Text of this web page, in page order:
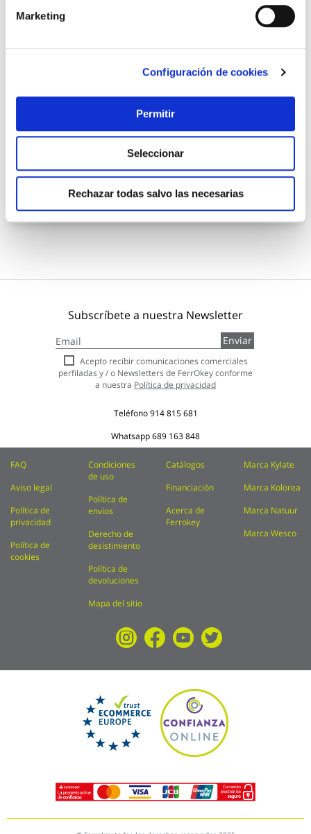
Marketing
Configuración de cookies
Permitir
Seleccionar
Rechazar todas salvo las necesarias
Caseta metalica 3,96 m² 279 x 142 x 184 cm plata natuur
Natuur
399,00 €
Añadir al carrito
Subscríbete a nuestra Newsletter
a
nuestro
boletín
de
Enviar
Acepto recibir comunicaciones comerciales
perfiladas y / o Newsletters de FerrOkey conforme
a nuestra Política de privacidad
Teléfono914 815 681
Whatsapp689 163 848
FAQ
Aviso legal
Política de
privacidad
Política de
cookies
Condiciones
de uso
Política de
envíos
Derecho de
desistimiento
Política de
devoluciones
Mapa del sitio
Catálogos
Financiación
Acerca de
Ferrokey
Marca Kylate
Marca Kolorea
Marca Natuur
Marca Wesco